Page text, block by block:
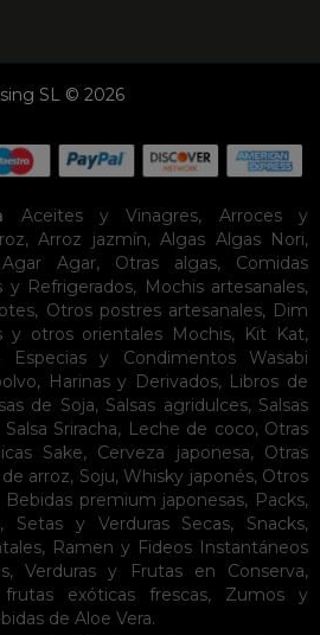
SL © 2026
Aceites y Vinagres, Arroces y
, Arroz jazmín, Algas Algas Nori,
Agar, Otras algas, Comidas
y Refrigerados, Mochis artesanales,
, Otros postres artesanales, Dim
y otros orientales Mochis, Kit Kat,
Especias y Condimentos
Wasabi
, Harinas y Derivados, Libros de
de Soja, Salsas agridulces, Salsas
Salsa Sriracha, Leche de coco, Otras
Sake, Cerveza japonesa, Otras
arroz, Soju, Whisky japonés, Otros
Bebidas premium japonesas, Packs,
, Setas y Verduras Secas, Snacks,
, Ramen y Fideos Instantáneos
, Verduras y Frutas en Conserva,
exóticas frescas, Zumos y
de Aloe Vera.